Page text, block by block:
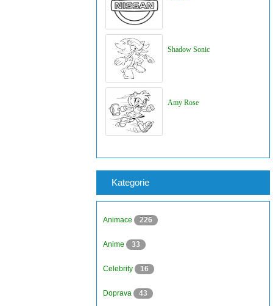
Shadow Sonic
Amy Rose
Kategorie
Animace 226
Anime 33
Celebrity 16
Doprava 43